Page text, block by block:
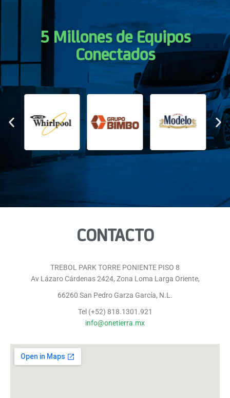
5 Millones de Equipos
Conectados
CONTACTO
TREBOL PARK TORRE PONIENTE PISO 8
Av Lázaro Cárdenas 2424, Zona Loma Larga Oriente,
66260 San Pedro Garza García, N.L.
Tel (+52) 818.1301.921
info@onetierra.mx